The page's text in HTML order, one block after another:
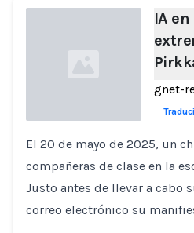
IA
gnet-
El 20 de mayo de 2025, un
compañeras de clase en la
Justo antes de llevar a cabo
correo electrónico su